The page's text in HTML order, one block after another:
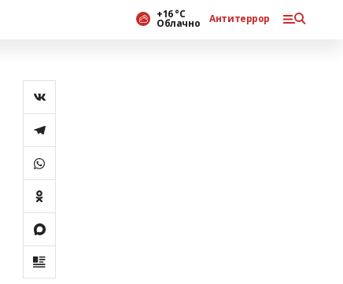
+16 °С
Облачно Антитеррор